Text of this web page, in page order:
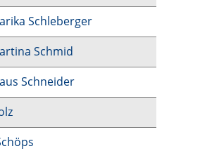
Schleberger
Schmid
Schneider